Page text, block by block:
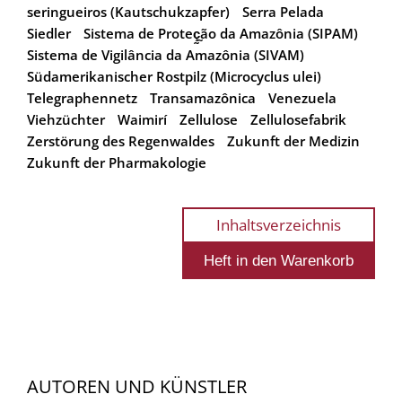
seringueiros (Kautschukzapfer)
Serra Pelada
Siedler
Sistema de Proteç̰̰ão da Amazônia (SIPAM)
Sistema de Vigilância da Amazônia (SIVAM)
Südamerikanischer Rostpilz (Microcyclus ulei)
Telegraphennetz
Transamazônica
Venezuela
Viehzüchter
Waimirí Zellulose
Zellulosefabrik
Zerstörung des Regenwaldes
Zukunft der Medizin
Zukunft der Pharmakologie
Inhaltsverzeichnis
AUTOREN UND KÜNSTLER